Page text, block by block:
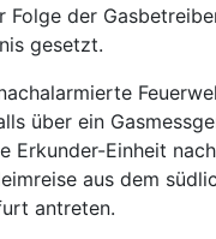
Folge der
gesetzt.
über ein
Erkunder-Einheit
aus dem
antreten.